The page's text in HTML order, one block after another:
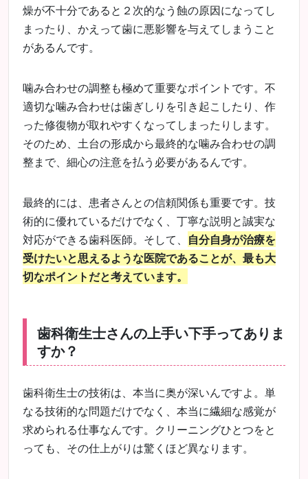
燥が不十分であると２次的なう蝕の原因になってし
まったり、かえって歯に悪影響を与えてしまうこと
があるんです。
噛み合わせの調整も極めて重要なポイントです。不
適切な噛み合わせは歯ぎしりを引き起こしたり、作
った修復物が取れやすくなってしまったりします。
そのため、土台の形成から最終的な噛み合わせの調
整まで、細心の注意を払う必要があるんです。
最終的には、患者さんとの信頼関係も重要です。技
術的に優れているだけでなく、丁寧な説明と誠実な
対応ができる歯科医師。そして、 自分自身が治療を
受けたいと思えるような医院であることが、最も大
切なポイントだと考えています。
歯科衛生士さんの上手い下手ってありま
すか？
歯科衛生士の技術は、本当に奥が深いんですよ。単
なる技術的な問題だけでなく、本当に繊細な感覚が
求められる仕事なんです。クリーニングひとつをと
っても、その仕上がりは驚くほど異なります。